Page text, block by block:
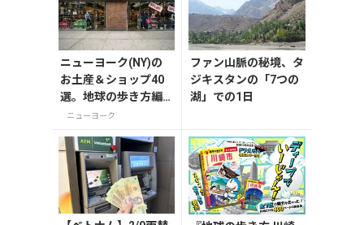
ニューヨーク(NY)の
お土産＆ショップ40
選。地球の歩き方編
集者セレクト！
ニューヨーク
ファン山脈の秘境、タ
ジキスタンの「7つの
湖」での1日